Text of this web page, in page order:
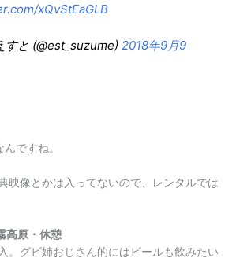
xQvStEaGLB
と (@est_suzume) 2018年9月9
ですね。
映像とかは入ってないので、レンタルでは
高原・休憩
。グビ姉おじさん的にはビールも飲みたい